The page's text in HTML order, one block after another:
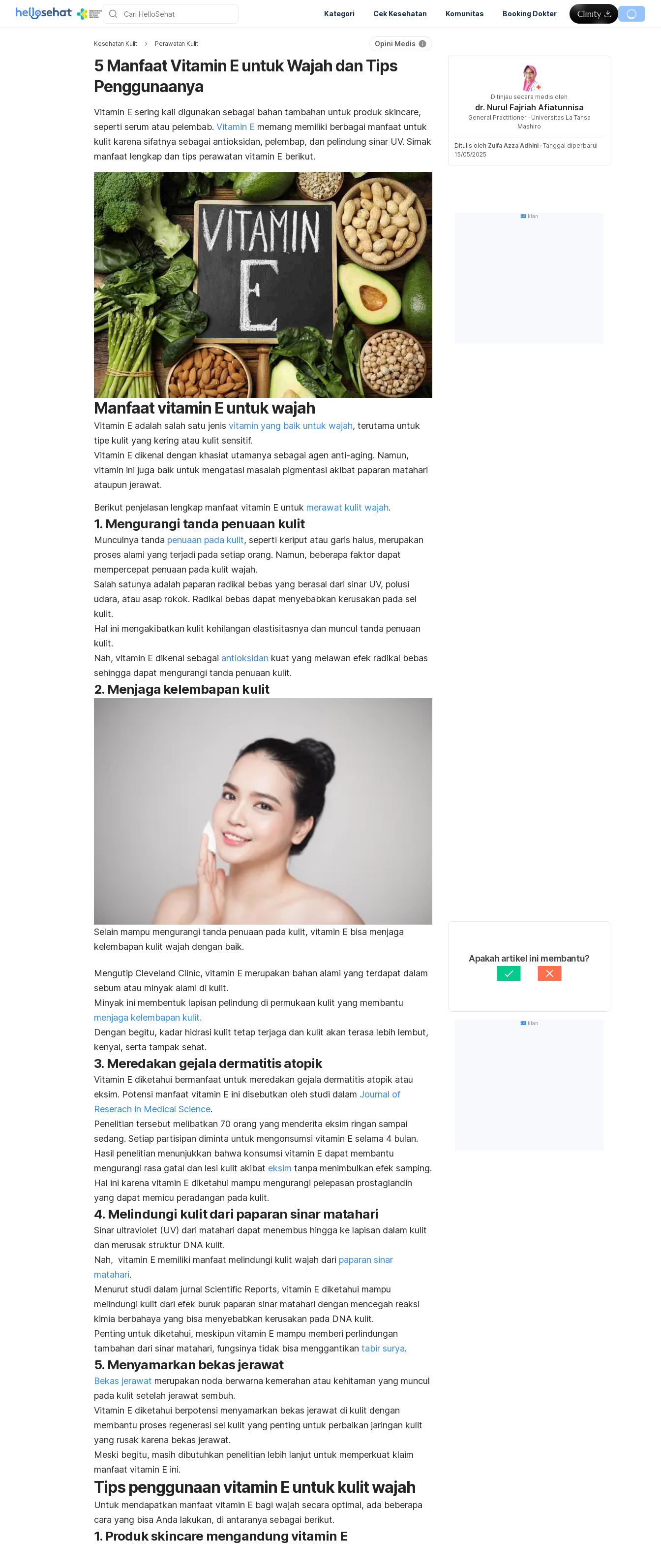
Kategori Cek Kesehatan Komunitas Booking Dokter
Kesehatan Kulit Perawatan Kulit Opini Medis
5 Manfaat Vitamin E untuk Wajah dan Tips
Penggunaanya
Vitamin E sering kali digunakan sebagai bahan tambahan untuk produk skincare,
seperti serum atau pelembab. Vitamin E memang memiliki berbagai manfaat untuk
kulit karena sifatnya sebagai antioksidan, pelembap, dan pelindung sinar UV. Simak
manfaat lengkap dan tips perawatan vitamin E berikut.
Manfaat vitamin E untuk wajah
Vitamin E adalah salah satu jenis vitamin yang baik untuk wajah, terutama untuk
tipe kulit yang kering atau kulit sensitif.
Vitamin E dikenal dengan khasiat utamanya sebagai agen anti-aging. Namun,
vitamin ini juga baik untuk mengatasi masalah pigmentasi akibat paparan matahari
ataupun jerawat.
Berikut penjelasan lengkap manfaat vitamin E untuk merawat kulit wajah.
1. Mengurangi tanda penuaan kulit
Munculnya tanda penuaan pada kulit, seperti keriput atau garis halus, merupakan
proses alami yang terjadi pada setiap orang. Namun, beberapa faktor dapat
mempercepat penuaan pada kulit wajah.
Salah satunya adalah paparan radikal bebas yang berasal dari sinar UV, polusi
udara, atau asap rokok. Radikal bebas dapat menyebabkan kerusakan pada sel
kulit.
Hal ini mengakibatkan kulit kehilangan elastisitasnya dan muncul tanda penuaan
kulit.
Nah, vitamin E dikenal sebagai antioksidan kuat yang melawan efek radikal bebas
sehingga dapat mengurangi tanda penuaan kulit.
2. Menjaga kelembapan kulit
Selain mampu mengurangi tanda penuaan pada kulit, vitamin E bisa menjaga
kelembapan kulit wajah dengan baik.
Mengutip Cleveland Clinic, vitamin E merupakan bahan alami yang terdapat dalam
sebum atau minyak alami di kulit.
Minyak ini membentuk lapisan pelindung di permukaan kulit yang membantu
menjaga kelembapan kulit.
Dengan begitu, kadar hidrasi kulit tetap terjaga dan kulit akan terasa lebih lembut,
kenyal, serta tampak sehat.
3. Meredakan gejala dermatitis atopik
Vitamin E diketahui bermanfaat untuk meredakan gejala dermatitis atopik atau
eksim. Potensi manfaat vitamin E ini disebutkan oleh studi dalam Journal of
Reserach in Medical Science.
Penelitian tersebut melibatkan 70 orang yang menderita eksim ringan sampai
sedang. Setiap partisipan diminta untuk mengonsumsi vitamin E selama 4 bulan.
Hasil penelitian menunjukkan bahwa konsumsi vitamin E dapat membantu
mengurangi rasa gatal dan lesi kulit akibat eksim tanpa menimbulkan efek samping.
Hal ini karena vitamin E diketahui mampu mengurangi pelepasan prostaglandin
yang dapat memicu peradangan pada kulit.
4. Melindungi kulit dari paparan sinar matahari
Sinar ultraviolet (UV) dari matahari dapat menembus hingga ke lapisan dalam kulit
dan merusak struktur DNA kulit.
Nah, vitamin E memiliki manfaat melindungi kulit wajah dari paparan sinar
matahari.
Menurut studi dalam jurnal Scientific Reports, vitamin E diketahui mampu
melindungi kulit dari efek buruk paparan sinar matahari dengan mencegah reaksi
kimia berbahaya yang bisa menyebabkan kerusakan pada DNA kulit.
Penting untuk diketahui, meskipun vitamin E mampu memberi perlindungan
tambahan dari sinar matahari, fungsinya tidak bisa menggantikan tabir surya.
5. Menyamarkan bekas jerawat
Bekas jerawat merupakan noda berwarna kemerahan atau kehitaman yang muncul
pada kulit setelah jerawat sembuh.
Vitamin E diketahui berpotensi menyamarkan bekas jerawat di kulit dengan
membantu proses regenerasi sel kulit yang penting untuk perbaikan jaringan kulit
yang rusak karena bekas jerawat.
Meski begitu, masih dibutuhkan penelitian lebih lanjut untuk memperkuat klaim
manfaat vitamin E ini.
Tips penggunaan vitamin E untuk kulit wajah
Untuk mendapatkan manfaat vitamin E bagi wajah secara optimal, ada beberapa
cara yang bisa Anda lakukan, di antaranya sebagai berikut.
1. Produkskincare mengandung vitamin E
Ditinjau secara medis oleh
dr. Nurul Fajriah Afiatunnisa
General Practitioner · Universitas La Tansa
Mashiro
Ditulis oleh Zulfa Azza Adhini · Tanggal diperbarui
15/05/2025
Iklan
Apakah artikel ini membantu?
Iklan